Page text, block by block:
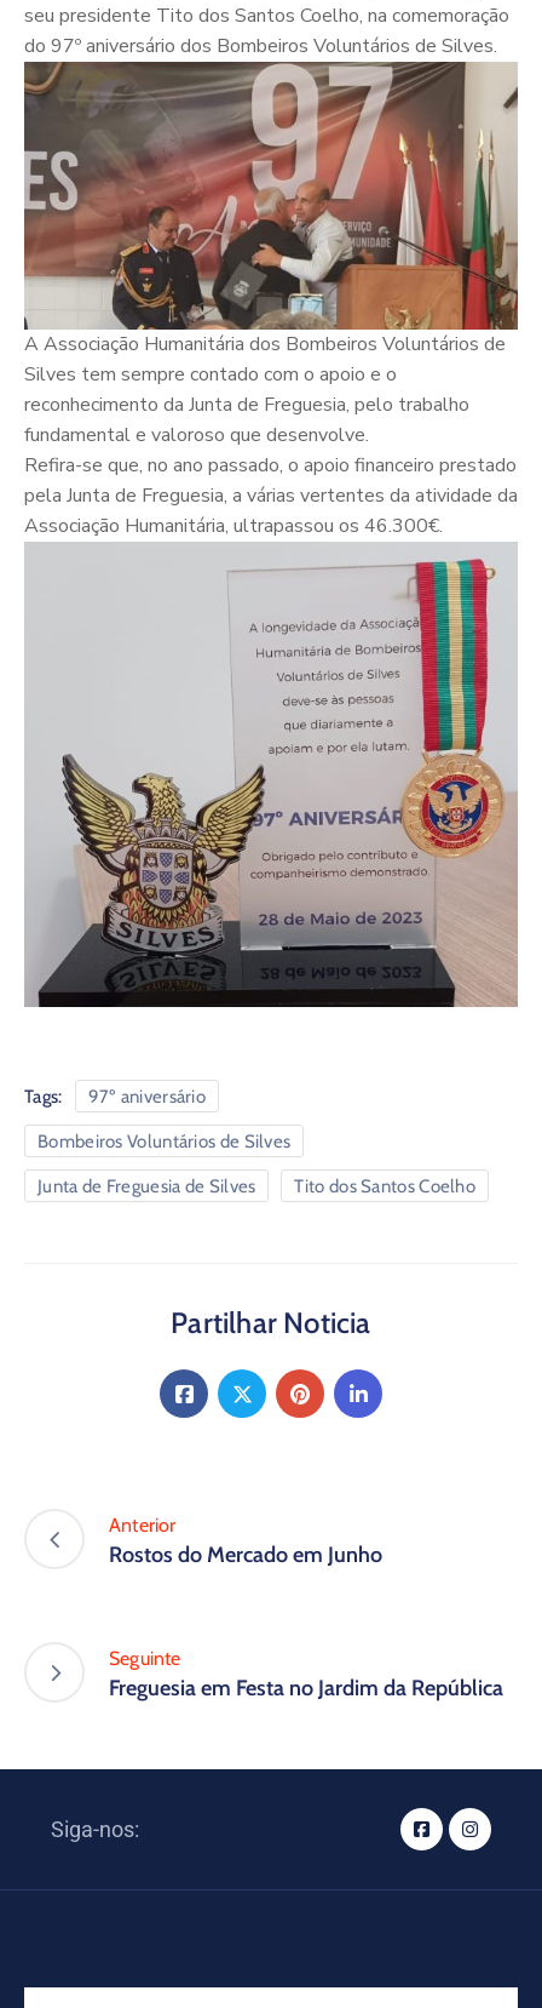
seu presidente Tito dos Santos Coelho, na comemoração
do 97º aniversário dos Bombeiros Voluntários de Silves.
A Associação Humanitária dos Bombeiros Voluntários de
Silves tem sempre contado com o apoio e o
reconhecimento da Junta de Freguesia, pelo trabalho
fundamental e valoroso que desenvolve.
Refira-se que, no ano passado, o apoio financeiro prestado
pela Junta de Freguesia, a várias vertentes da atividade da
Associação Humanitária, ultrapassou os 46.300€.
Tags: 97º aniversário
Bombeiros Voluntários de Silves
Junta de Freguesia de Silves Tito dos Santos Coelho
Partilhar Noticia
Anterior
Rostos do Mercado em Junho
Seguinte
Freguesia em Festa no Jardim da República
Siga-nos: